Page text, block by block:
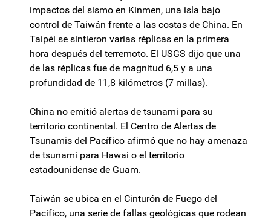
impactos del sismo en Kinmen, una isla bajo
control de Taiwán frente a las costas de China. En
Taipéi se sintieron varias réplicas en la primera
hora después del terremoto. El USGS dijo que una
de las réplicas fue de magnitud 6,5 y a una
profundidad de 11,8 kilómetros (7 millas).
China no emitió alertas de tsunami para su
territorio continental. El Centro de Alertas de
Tsunamis del Pacífico afirmó que no hay amenaza
de tsunami para Hawai o el territorio
estadounidense de Guam.
Taiwán se ubica en el Cinturón de Fuego del
Pacífico, una serie de fallas geológicas que rodean